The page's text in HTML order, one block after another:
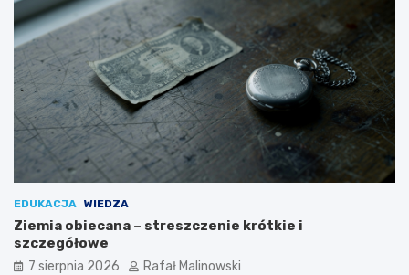
EDUKACJA WIEDZA
Ziemia obiecana – streszczenie krótkie i
szczegółowe
7 sierpnia 2026 Rafał Malinowski